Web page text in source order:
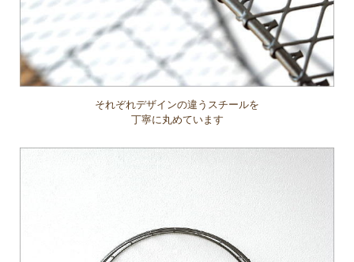
それぞれデザインの違うスチールを
丁寧に丸めています